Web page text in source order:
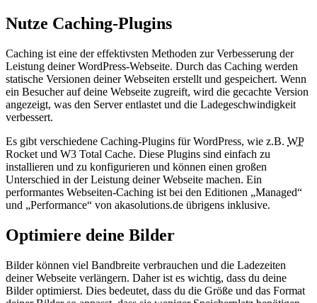
Nutze Caching-Plugins
Caching ist eine der effektivsten Methoden zur Verbesserung der
Leistung deiner WordPress-Webseite. Durch das Caching werden
statische Versionen deiner Webseiten erstellt und gespeichert. Wenn
ein Besucher auf deine Webseite zugreift, wird die gecachte Version
angezeigt, was den Server entlastet und die Ladegeschwindigkeit
verbessert.
Es gibt verschiedene Caching-Plugins für WordPress, wie z.B. WP
Rocket und W3 Total Cache. Diese Plugins sind einfach zu
installieren und zu konfigurieren und können einen großen
Unterschied in der Leistung deiner Webseite machen. Ein
performantes Webseiten-Caching ist bei den Editionen „Managed“
und „Performance“ von akasolutions.de übrigens inklusive.
Optimiere deine Bilder
Bilder können viel Bandbreite verbrauchen und die Ladezeiten
deiner Webseite verlängern. Daher ist es wichtig, dass du deine
Bilder optimierst. Dies bedeutet, dass du die Größe und das Format